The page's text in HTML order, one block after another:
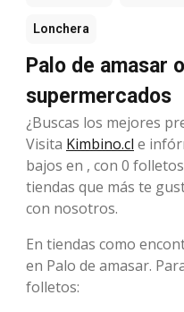
Lonchera
Palo de amasar
supermercados
¿Buscas los mejores
Visita Kimbino.cl e
bajos en , con 0
tiendas que más te
con nosotros.
En tiendas como
en Palo de amasar.
folletos: